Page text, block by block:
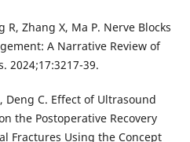
Zhang X, Ma P. Nerve Blocks
A Narrative Review of
2024;17:3217-39.
Deng C. Effect of Ultrasound
the Postoperative Recovery
Fractures Using the Concept